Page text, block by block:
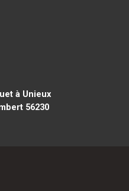
à Unieux
56230